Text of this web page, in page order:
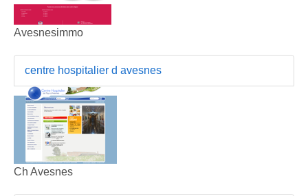
Avesnesimmo
centre hospitalier d avesnes
Ch Avesnes